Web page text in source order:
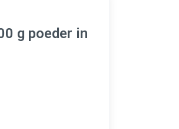
g poeder in